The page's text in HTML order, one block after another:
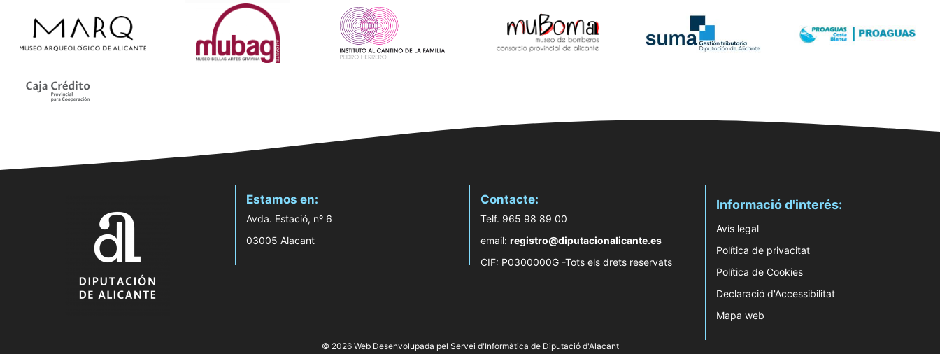
Estamos en:
Avda. Estació, nº 6
03005 Alacant
Contacte:
Telf. 965 98 89 00
email: registro@diputacionalicante.es
CIF: P0300000G -Tots els drets reservats
Informació d'interés:
Avís legal
Política de privacitat
Política de Cookies
Declaració d'Accessibilitat
Mapa web
© 2026 Web Desenvolupada pel Servei d'Informàtica de Diputació d'Alacant